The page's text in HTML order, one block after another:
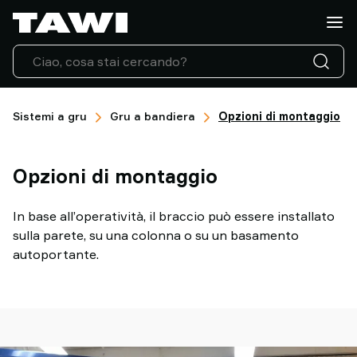
Sistemi a gru Gru a bandiera Opzioni di montaggio
Opzioni di montaggio
In base all’operatività, il braccio può essere installato
sulla parete, su una colonna o su un basamento
autoportante.
Che
tipo
di
carico
dovete
Prodotti
Assistenza
supporto
Storie
di
Contatta